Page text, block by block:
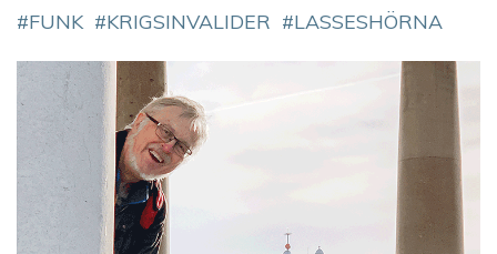
FUNK KRIGSINVALIDER LASSESHÖRNA